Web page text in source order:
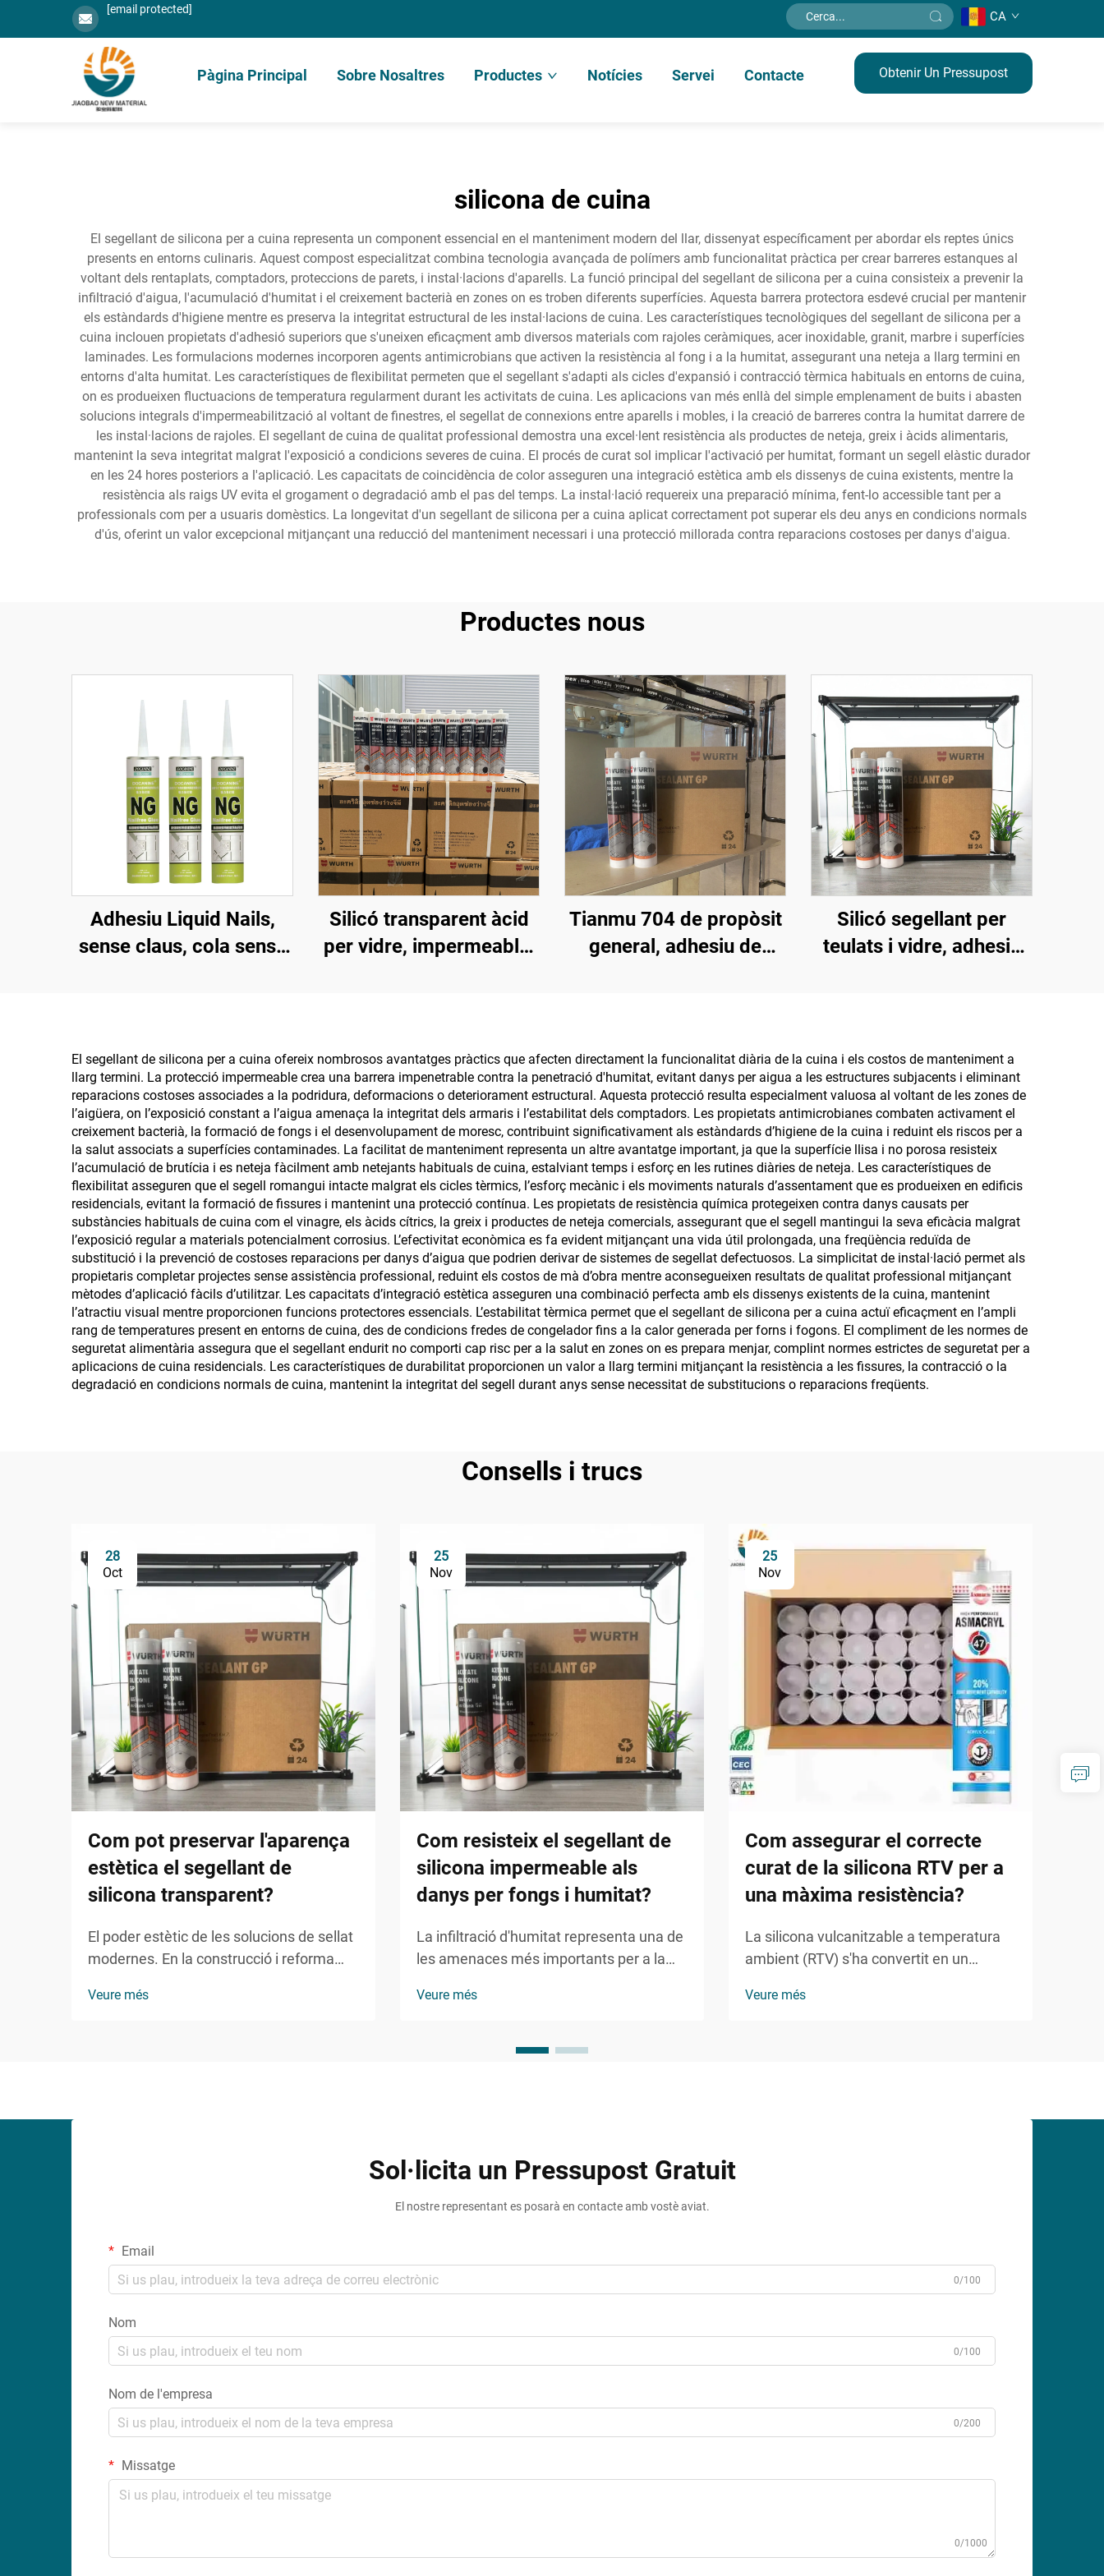
[email protected] CA
Pàgina Principal Sobre Nosaltres Productes Notícies Servei Contacte Obtenir Un Pressupost
silicona de cuina
El segellant de silicona per a cuina representa un component essencial en el manteniment modern del llar, dissenyat específicament per abordar els reptes únics
presents en entorns culinaris. Aquest compost especialitzat combina tecnologia avançada de polímers amb funcionalitat pràctica per crear barreres estanques al
voltant dels rentaplats, comptadors, proteccions de parets, i instal·lacions d'aparells. La funció principal del segellant de silicona per a cuina consisteix a prevenir la
infiltració d'aigua, l'acumulació d'humitat i el creixement bacterià en zones on es troben diferents superfícies. Aquesta barrera protectora esdevé crucial per mantenir
els estàndards d'higiene mentre es preserva la integritat estructural de les instal·lacions de cuina. Les característiques tecnològiques del segellant de silicona per a
cuina inclouen propietats d'adhesió superiors que s'uneixen eficaçment amb diversos materials com rajoles ceràmiques, acer inoxidable, granit, marbre i superfícies
laminades. Les formulacions modernes incorporen agents antimicrobians que activen la resistència al fong i a la humitat, assegurant una neteja a llarg termini en
entorns d'alta humitat. Les característiques de flexibilitat permeten que el segellant s'adapti als cicles d'expansió i contracció tèrmica habituals en entorns de cuina,
on es produeixen fluctuacions de temperatura regularment durant les activitats de cuina. Les aplicacions van més enllà del simple emplenament de buits i abasten
solucions integrals d'impermeabilització al voltant de finestres, el segellat de connexions entre aparells i mobles, i la creació de barreres contra la humitat darrere de
les instal·lacions de rajoles. El segellant de cuina de qualitat professional demostra una excel·lent resistència als productes de neteja, greix i àcids alimentaris,
mantenint la seva integritat malgrat l'exposició a condicions severes de cuina. El procés de curat sol implicar l'activació per humitat, formant un segell elàstic durador
en les 24 hores posteriors a l'aplicació. Les capacitats de coincidència de color asseguren una integració estètica amb els dissenys de cuina existents, mentre la
resistència als raigs UV evita el grogament o degradació amb el pas del temps. La instal·lació requereix una preparació mínima, fent-lo accessible tant per a
professionals com per a usuaris domèstics. La longevitat d'un segellant de silicona per a cuina aplicat correctament pot superar els deu anys en condicions normals
d'ús, oferint un valor excepcional mitjançant una reducció del manteniment necessari i una protecció millorada contra reparacions costoses per danys d'aigua.
Productes nous
Adhesiu Liquid Nails,
sense claus, cola sense
Silicó transparent àcid
per vidre, impermeable,
Tianmu 704 de propòsit
general, adhesiu de
Silicó segellant per
teulats i vidre, adhesiu
El segellant de silicona per a cuina ofereix nombrosos avantatges pràctics que afecten directament la funcionalitat diària de la cuina i els costos de manteniment a
llarg termini. La protecció impermeable crea una barrera impenetrable contra la penetració d'humitat, evitant danys per aigua a les estructures subjacents i eliminant
reparacions costoses associades a la podridura, deformacions o deteriorament estructural. Aquesta protecció resulta especialment valuosa al voltant de les zones de
l’aigüera, on l’exposició constant a l’aigua amenaça la integritat dels armaris i l’estabilitat dels comptadors. Les propietats antimicrobianes combaten activament el
creixement bacterià, la formació de fongs i el desenvolupament de moresc, contribuint significativament als estàndards d’higiene de la cuina i reduint els riscos per a
la salut associats a superfícies contaminades. La facilitat de manteniment representa un altre avantatge important, ja que la superfície llisa i no porosa resisteix
l’acumulació de brutícia i es neteja fàcilment amb netejants habituals de cuina, estalviant temps i esforç en les rutines diàries de neteja. Les característiques de
flexibilitat asseguren que el segell romangui intacte malgrat els cicles tèrmics, l’esforç mecànic i els moviments naturals d’assentament que es produeixen en edificis
residencials, evitant la formació de fissures i mantenint una protecció contínua. Les propietats de resistència química protegeixen contra danys causats per
substàncies habituals de cuina com el vinagre, els àcids cítrics, la greix i productes de neteja comercials, assegurant que el segell mantingui la seva eficàcia malgrat
l’exposició regular a materials potencialment corrosius. L’efectivitat econòmica es fa evident mitjançant una vida útil prolongada, una freqüència reduïda de
substitució i la prevenció de costoses reparacions per danys d’aigua que podrien derivar de sistemes de segellat defectuosos. La simplicitat de instal·lació permet als
propietaris completar projectes sense assistència professional, reduint els costos de mà d’obra mentre aconsegueixen resultats de qualitat professional mitjançant
mètodes d’aplicació fàcils d’utilitzar. Les capacitats d’integració estètica asseguren una combinació perfecta amb els dissenys existents de la cuina, mantenint
l’atractiu visual mentre proporcionen funcions protectores essencials. L’estabilitat tèrmica permet que el segellant de silicona per a cuina actuï eficaçment en l’ampli
rang de temperatures present en entorns de cuina, des de condicions fredes de congelador fins a la calor generada per forns i fogons. El compliment de les normes de
seguretat alimentària assegura que el segellant endurit no comporti cap risc per a la salut en zones on es prepara menjar, complint normes estrictes de seguretat per a
aplicacions de cuina residencials. Les característiques de durabilitat proporcionen un valor a llarg termini mitjançant la resistència a les fissures, la contracció o la
degradació en condicions normals de cuina, mantenint la integritat del segell durant anys sense necessitat de substitucions o reparacions freqüents.
Consells i trucs
28
Oct
Com pot preservar l'aparença
estètica el segellant de
silicona transparent?
El poder estètic de les solucions de sellat
modernes. En la construcció i reforma
l'atractiu visual mentre s'assegura la
Veure més
25
Nov
Com resisteix el segellant de
silicona impermeable als
danys per fongs i humitat?
La infiltració d'humitat representa una de
les amenaces més importants per a la
estructurals, riscos per a la salut i
professionals i els gestors de facilities
Veure més
25
Nov
Com assegurar el correcte
curat de la silicona RTV per a
una màxima resistència?
La silicona vulcanitzable a temperatura
ambient (RTV) s'ha convertit en un
aplicacions industrials i comercials degut
Veure més
Sol·licita un Pressupost Gratuit
El nostre representant es posarà en contacte amb vostè aviat.
Email
0/100
Nom
0/100
Nom de l'empresa
0/200
Missatge
0/1000